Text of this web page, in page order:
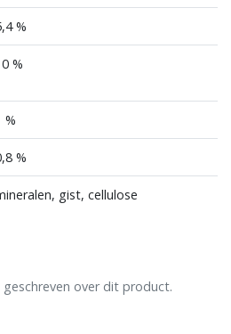
%
%
%
%
gist, cellulose
over dit product.